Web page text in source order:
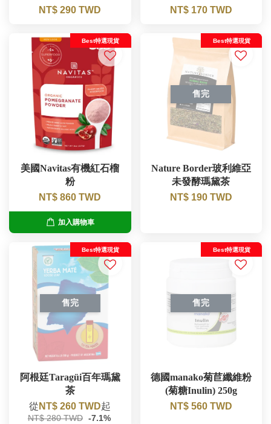
NT$ 290 TWD
NT$ 170 TWD
Best特選現貨
美國Navitas有機紅石榴
粉
NT$ 860 TWD
加入購物車
售完
Best特選現貨
Nature Border玻利維亞
未發酵瑪黛茶
NT$ 190 TWD
售完
Best特選現貨
阿根廷Taragüi百年瑪黛
茶
從 NT$ 260 TWD起
NT$ 280 TWD -7.1%
售完
Best特選現貨
德國manako菊苣纖維粉
(菊糖Inulin) 250g
NT$ 560 TWD